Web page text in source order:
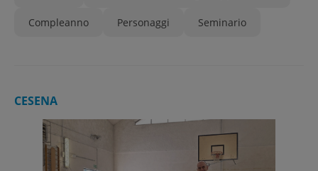
Compleanno Personaggi Seminario
CESENA